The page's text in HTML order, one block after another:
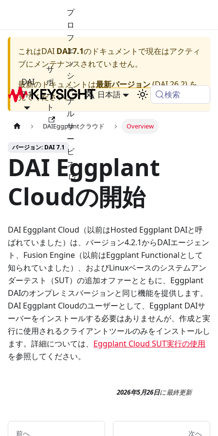
DAI
7.1
サ
ポ
ー
ト
プ
ロ
フ
ェ
ッ
シ
ョ
ナ
ル
サ
ー
ビ
ス
日本語 検索
これはDAI DAI 7.1のドキュメントで現在はアクティ
ブにメンテナンスされていません。
最新のドキュメントは最新バージョン(DAI 26.2) を
見てください。
DAIEggplantクラウド Overview
バージョン: DAI 7.1
DAI Eggplant
Cloudの開始
DAI Eggplant Cloud（以前はHosted Eggplant DAIと呼
ばれていました）は、バージョン4.2.1からDAIエージェン
ト、Fusion Engine（以前はEggplant Functionalとして
知られていました）、およびLinuxベースのシステムアン
ダーテスト（SUT）の追加オファーとともに、Eggplant
DAIのオンプレミスバージョンと同じ機能を提供します。
DAI Eggplant Cloudのユーザーとして、Eggplant DAIサ
ーバーをインストールする必要はありませんが、作成と実
行に使用されるクライアントツールのみをインストールし
ます。詳細については、 Eggplant Cloud SUT実行の使用
を参照してください。
2026年5月26日に最終更新
前へ 次へ